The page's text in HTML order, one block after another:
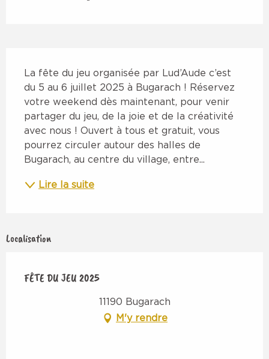
La fête du jeu organisée par Lud’Aude c’est
du 5 au 6 juillet 2025 à Bugarach ! Réservez
votre weekend dès maintenant, pour venir
partager du jeu, de la joie et de la créativité
avec nous ! Ouvert à tous et gratuit, vous
pourrez circuler autour des halles de
Bugarach, au centre du village, entre...
Lire la suite
Localisation
FÊTE DU JEU 2025
11190 Bugarach
M'y rendre